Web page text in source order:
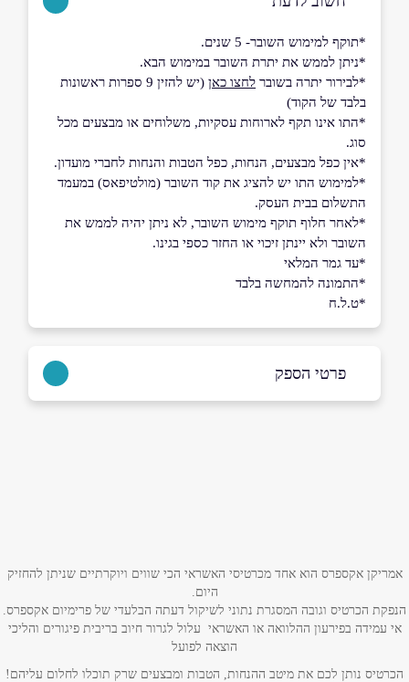
*תוקף למימוש השובר- 5 שנים.
*ניתן לממש את יתרת השובר במימוש הבא.
*לבירור יתרה בשובר לחצו כאן
(יש להזין 9 ספרות ראשונות
בלבד של הקוד)
*התו אינו תקף לארוחות עסקיות, משלוחים או מבצעים מכל
סוג.
*אין כפל מבצעים, הנחות, כפל הטבות והנחות לחברי מועדון.
*למימוש התו יש להציג את קוד השובר (מולטיפאס) במעמד
התשלום בבית העסק.
*לאחר חלוף תוקף מימוש השובר, לא ניתן יהיה לממש את
השובר ולא יינתן זיכוי או החזר כספי בגינו.
*עד גמר המלאי
*התמונה להמחשה בלבד
*ט.ל.ח
פרטי הספק
טלפון*
אימייל
אמריקן אקספרס הוא אחד מכרטיסי האשראי הכי שווים ויוקרתיים שניתן להחזיק
היום.
הנפקת הכרטיס וגובה המסגרת נתוני לשיקול דעתה הבלעדי של פרימיום אקספרס.
אי עמידה בפירעון ההלוואה או האשראי עלול לגרור חיוב בריבית פיגורים והליכי
הוצאה לפועל
הכרטיס נותן לכם את מיטב ההנחות, הטבות ומבצעים שרק תוכלו לחלום עליהם!